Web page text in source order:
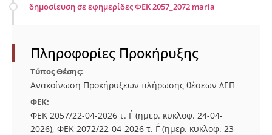
δημοσίευση σε εφημερίδες ΦΕΚ 2057_2072 maria
Πληροφορίες Προκήρυξης
Τύπος Θέσης:
Ανακοίνωση Προκήρυξεων πλήρωσης θέσεων ΔΕΠ
ΦΕΚ:
ΦΕΚ 2057/22-04-2026 τ. Γ΄ (ημερ. κυκλοφ. 24-04-
2026), ΦΕΚ 2072/22-04-2026 τ. Γ΄ (ημερ. κυκλοφ. 23-